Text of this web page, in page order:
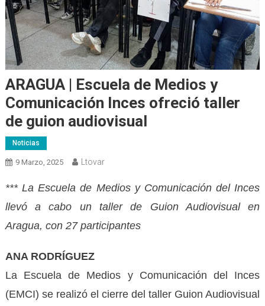
ARAGUA | Escuela de Medios y
Comunicación Inces ofreció taller
de guion audiovisual
Noticias
9 Marzo, 2025 Ltovar
*** La Escuela de Medios y Comunicación del Inces
llevó a cabo un taller de Guion Audiovisual en
Aragua, con 27 participantes
ANA RODRÍGUEZ
La Escuela de Medios y Comunicación del Inces
(EMCI) se realizó el cierre del taller Guion Audiovisual